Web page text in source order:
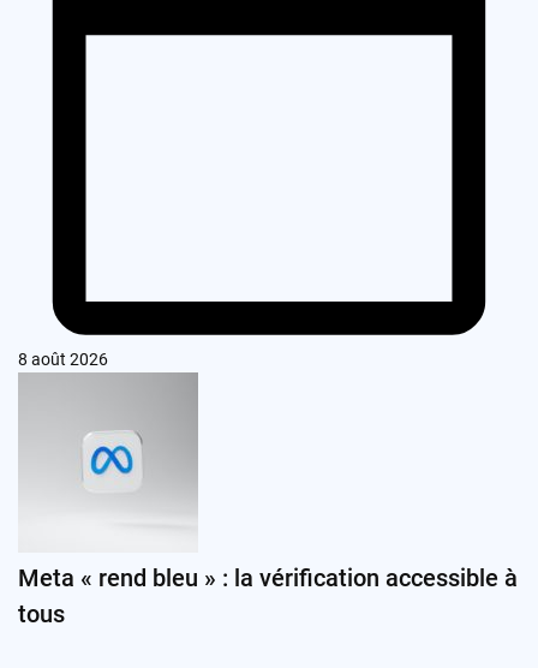
8 août 2026
Meta « rend bleu » : la vérification accessible à
tous